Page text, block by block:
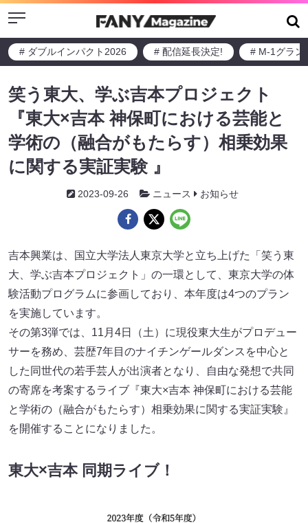
Menu
# ダブルインパクト2026 # 配信延長決定! # M-1グラン
笑う東大、学ぶ吉本プロジェクト
『東大×吉本 神保町における芸能と
学術の（融合がもたらす）相乗効果
に関する実証実験 』
2023-09-26 ニュース お知らせ
吉本興業は、国立大学法人東京大学と立ち上げた「笑う東
大、学ぶ吉本プロジェクト」の一環として、東京大学の体
験活動プログラムに参画しており、本年度は4つのプラン
を実施しています。
その第3弾では、11月4日（土）に現役東大生がプロデュー
サーを務め、芸歴7年目のナイチンゲールダンスを中心と
した同世代の若手芸人が出演者となり、自由な発想で共同
の寄席を考案するライブ『東大×吉本 神保町における芸能
と学術の（融合がもたらす）相乗効果に関する実証実験』
を開催することになりました。
東大×吉本 同期ライブ！